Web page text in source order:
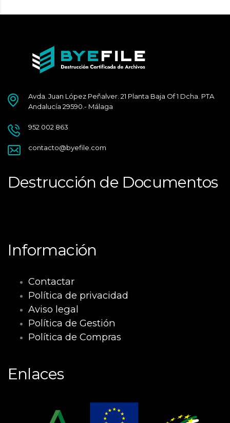
Avda. Juan López Peñalver. 21 Planta Baja Of 1 Dcha. PTA
Andalucía 29590.- Málaga
952 002 863
contacto@byefile.com
Destrucción de Documentos
Información
Contactar
Política de privacidad
Aviso legal
Política de Gestión
Política de Compras
Enlaces